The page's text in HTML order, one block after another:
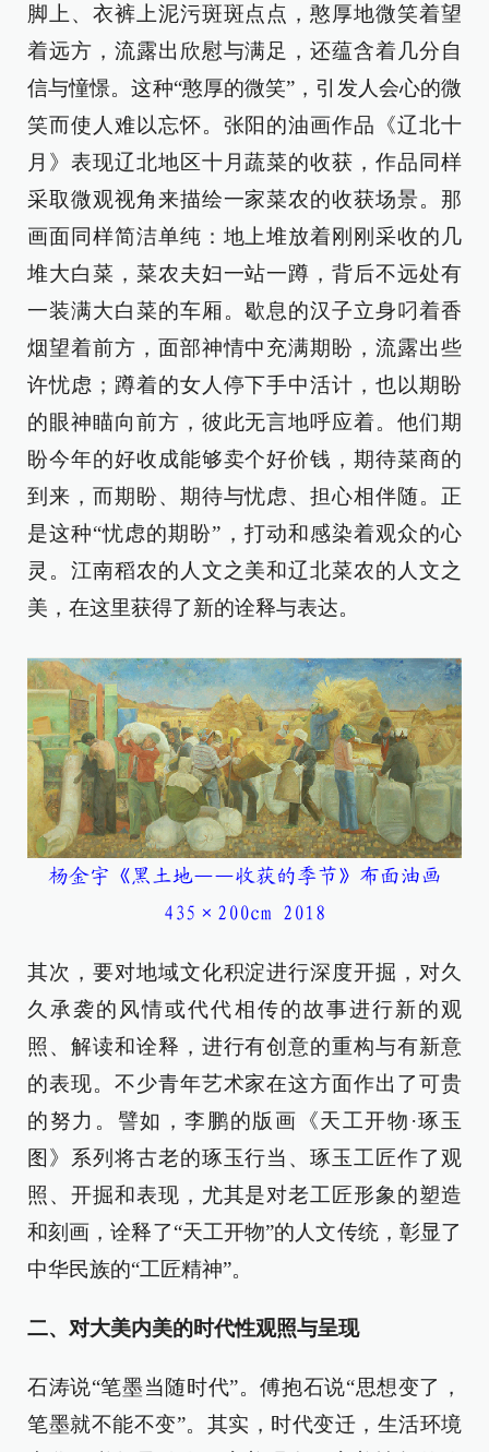
脚上、衣裤上泥污斑斑点点，憨厚地微笑着望
着远方，流露出欣慰与满足，还蕴含着几分自
信与憧憬。这种“憨厚的微笑”，引发人会心的微
笑而使人难以忘怀。张阳的油画作品《辽北十
月》表现辽北地区十月蔬菜的收获，作品同样
采取微观视角来描绘一家菜农的收获场景。那
画面同样简洁单纯：地上堆放着刚刚采收的几
堆大白菜，菜农夫妇一站一蹲，背后不远处有
一装满大白菜的车厢。歇息的汉子立身叼着香
烟望着前方，面部神情中充满期盼，流露出些
许忧虑；蹲着的女人停下手中活计，也以期盼
的眼神瞄向前方，彼此无言地呼应着。他们期
盼今年的好收成能够卖个好价钱，期待菜商的
到来，而期盼、期待与忧虑、担心相伴随。正
是这种“忧虑的期盼”，打动和感染着观众的心
灵。江南稻农的人文之美和辽北菜农的人文之
美，在这里获得了新的诠释与表达。
杨金宇《黑土地——收获的季节》布面油画
435×200cm 2018
其次，要对地域文化积淀进行深度开掘，对久
久承袭的风情或代代相传的故事进行新的观
照、解读和诠释，进行有创意的重构与有新意
的表现。不少青年艺术家在这方面作出了可贵
的努力。譬如，李鹏的版画《天工开物·琢玉
图》系列将古老的琢玉行当、琢玉工匠作了观
照、开掘和表现，尤其是对老工匠形象的塑造
和刻画，诠释了“天工开物”的人文传统，彰显了
中华民族的“工匠精神”。
二、对大美内美的时代性观照与呈现
石涛说“笔墨当随时代”。傅抱石说“思想变了，
笔墨就不能不变”。其实，时代变迁，生活环境